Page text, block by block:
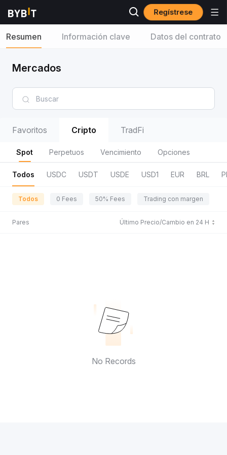
Regístrese
Resumen Información clave Datos del contrato
Mercados
Favoritos Cripto TradFi
Spot Perpetuos Vencimiento Opciones
Todos USDC USDT USDE USD1 EUR BRL
Todos 0 Fees 50% Fees Trading con margen
Pares Último Precio/Cambio en 24 H
No Records